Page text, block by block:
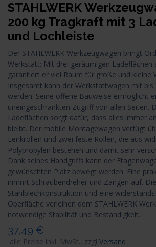
STAHLWERK
200 kg Tragkraft mit 3
und Lochleiste
Der STAHLWERK Werkzeugwagen bringt
Werkstatt: Mit drei geräumigen Ladeflächen
garantiert er viel Raum für große und kleine
Insgesamt kann der Werkstattwagen mit bis
werden. Seine offene Bauweise ermöglicht
uneingeschränkten Zugriff von allen Seiten.
Ladeflächen sorgt dafür, dass alles immer
bleibt. Der mobile Montagewagen verfügt
Lenkrollen und zwei feste Rollen, die aus
Polypropylen bestehen und damit sehr
Dank seines Handgriffs kann der
gewünschten Platz bewegt werden. Eine
nimmt Schraubendreher und Zangen auf.
Stahlblechkonstruktion und eine
Oberfläche verleihen dem STAHLWERK
notwendige Stabilität und Beständigkeit.
37,49 €
alle Preise inkl. MwSt., zzgl Versand